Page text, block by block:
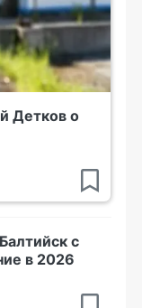
Детков о
с
в 2026